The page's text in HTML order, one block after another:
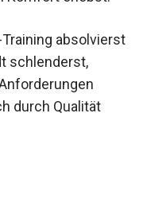
beste
erlebst.
der Stadt